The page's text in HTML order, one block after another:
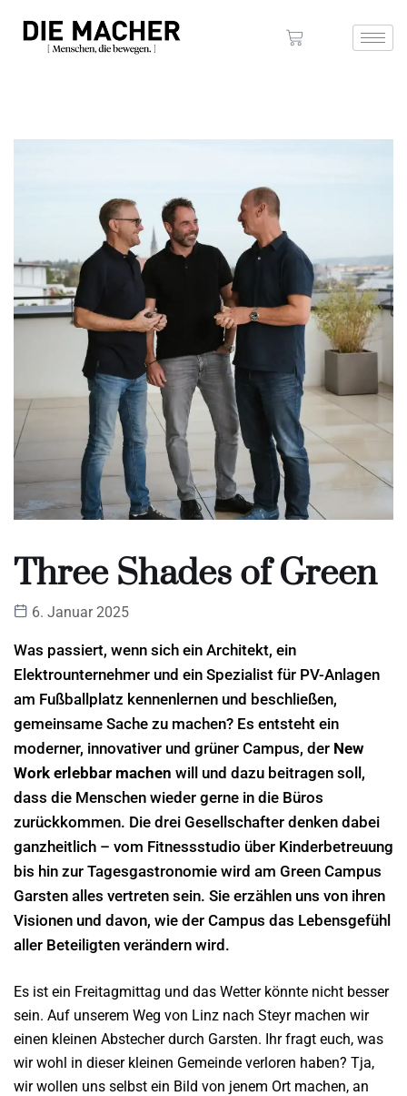
Three Shades of Green
6. Januar 2025
Was passiert, wenn sich ein Architekt, ein
Elektrounternehmer und ein Spezialist für PV-Anlagen
am Fußballplatz kennenlernen und beschließen,
gemeinsame Sache zu machen? Es entsteht ein
moderner, innovativer und grüner Campus, der New
Work erlebbar machen will und dazu beitragen soll,
dass die Menschen wieder gerne in die Büros
zurückkommen. Die drei Gesellschafter denken dabei
ganzheitlich – vom Fitnessstudio über Kinderbetreuung
bis hin zur Tagesgastronomie wird am Green Campus
Garsten alles vertreten sein. Sie erzählen uns von ihren
Visionen und davon, wie der Campus das Lebensgefühl
aller Beteiligten verändern wird.
Es ist ein Freitagmittag und das Wetter könnte nicht besser
sein. Auf unserem Weg von Linz nach Steyr machen wir
einen kleinen Abstecher durch Garsten. Ihr fragt euch, was
wir wohl in dieser kleinen Gemeinde verloren haben? Tja,
wir wollen uns selbst ein Bild von jenem Ort machen, an